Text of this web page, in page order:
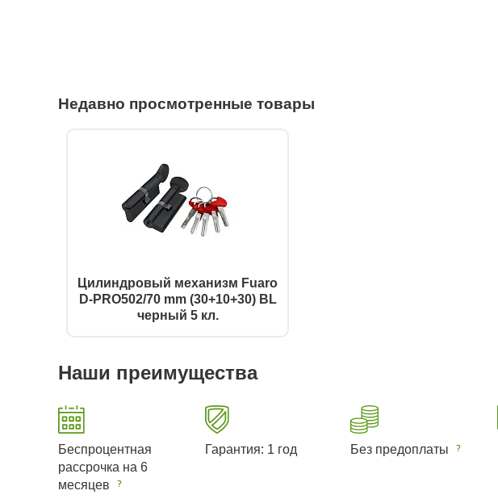
Недавно просмотренные товары
Цилиндровый механизм Fuaro
D-PRO502/70 mm (30+10+30) BL
черный 5 кл.
Наши преимущества
Беспроцентная
рассрочка на 6
месяцев
Гарантия: 1 год Без предоплаты